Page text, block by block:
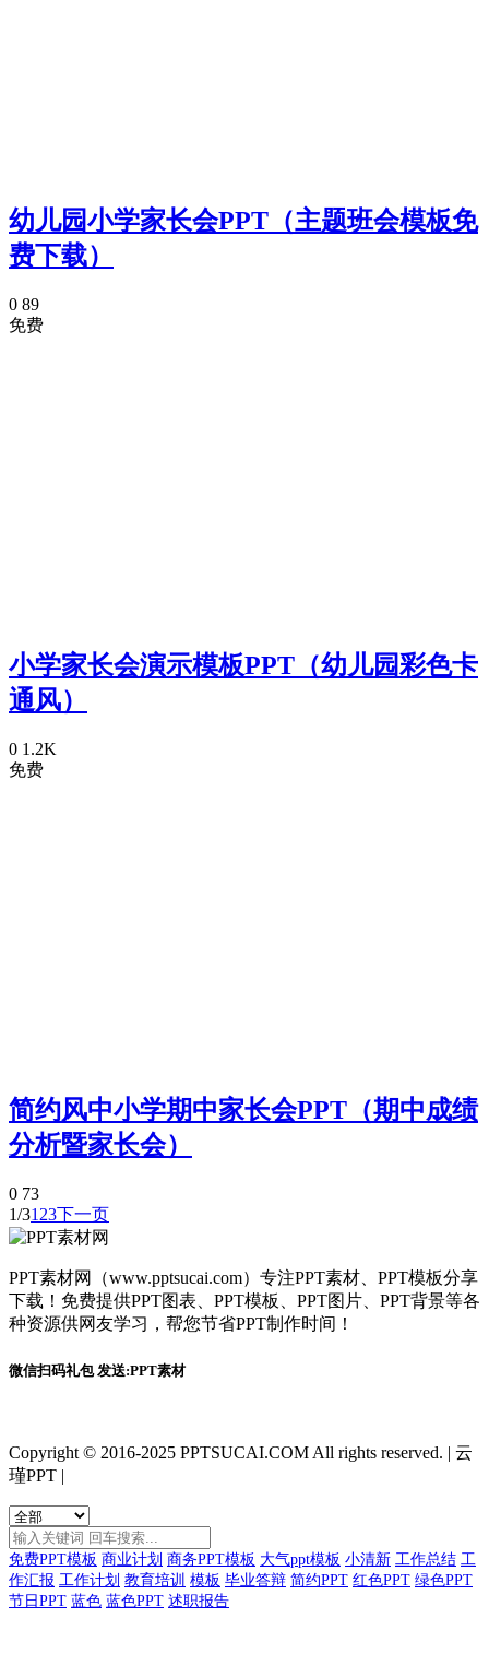
幼儿园小学家长会PPT（主题班会模板免
费下载）
0 89
免费
小学家长会演示模板PPT（幼儿园彩色卡
通风）
0 1.2K
免费
简约风中小学期中家长会PPT（期中成绩
分析暨家长会）
0 73
1/31 23下一页
PPT素材网（www.pptsucai.com）专注PPT素材、PPT模板分享
下载！免费提供PPT图表、PPT模板、PPT图片、PPT背景等各
种资源供网友学习，帮您节省PPT制作时间！
微信扫码礼包 发送:PPT素材
Copyright © 2016-2025 PPTSUCAI.COM All rights reserved. | 云
瑾PPT |
免费PPT模板 商业计划 商务PPT模板 大气ppt模板 小清新 工作总结 工
作汇报 工作计划 教育培训 模板 毕业答辩 简约PPT 红色PPT 绿色PPT
节日PPT 蓝色 蓝色PPT 述职报告